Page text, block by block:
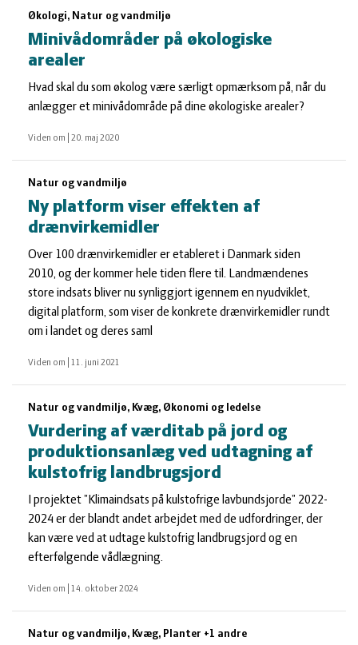
Økologi, Natur og vandmiljø
Minivådområder på økologiske
arealer
Hvad skal du som økolog være særligt opmærksom på, når du
anlægger et minivådområde på dine økologiske arealer?
Viden om 20. maj 2020
Natur og vandmiljø
Ny platform viser effekten af
drænvirkemidler
Over 100 drænvirkemidler er etableret i Danmark siden
2010, og der kommer hele tiden flere til. Landmændenes
store indsats bliver nu synliggjort igennem en nyudviklet,
digital platform, som viser de konkrete drænvirkemidler rundt
om i landet og deres saml
Viden om 11. juni 2021
Natur og vandmiljø, Kvæg, Økonomi og ledelse
Vurdering af værditab på jord og
produktionsanlæg ved udtagning af
kulstofrig landbrugsjord
I projektet ”Klimaindsats på kulstofrige lavbundsjorde” 2022-
2024 er der blandt andet arbejdet med de udfordringer, der
kan være ved at udtage kulstofrig landbrugsjord og en
efterfølgende vådlægning.
Viden om 14. oktober 2024
Natur og vandmiljø, Kvæg, Planter +1 andre